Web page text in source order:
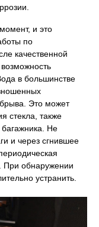
и это
по
качественной
в большинстве
Это может
стекла, также
багажника. Не
и через сгнившее
При обнаружении
устранить.